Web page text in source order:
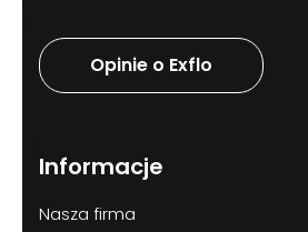
Opinie o Exflo
Informacje
Nasza firma